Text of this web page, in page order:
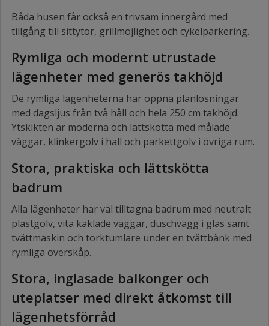
Båda husen får också en trivsam innergård med
tillgång till sittytor, grillmöjlighet och cykelparkering.
Rymliga och modernt utrustade
lägenheter med generös takhöjd
De rymliga lägenheterna har öppna planlösningar
med dagsljus från två håll och hela 250 cm takhöjd.
Ytskikten är moderna och lättskötta med målade
väggar, klinkergolv i hall och parkettgolv i övriga rum.
Stora, praktiska och lättskötta
badrum
Alla lägenheter har väl tilltagna badrum med neutralt
plastgolv, vita kaklade väggar, duschvägg i glas samt
tvättmaskin och torktumlare under en tvättbänk med
rymliga överskåp.
Stora, inglasade balkonger och
uteplatser med direkt åtkomst till
lägenhetsförråd